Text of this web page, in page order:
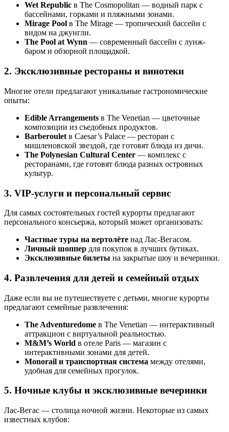
Wet Republic в The Cosmopolitan — водный парк с
бассейнами, горками и пляжными зонами.
Mirage Pool в The Mirage — тропический бассейн с
видом на джунгли.
The Pool at Wynn — современный бассейн с лунж-
баром и обзорной площадкой.
2. Эксклюзивные рестораны и винотеки
Многие отели предлагают уникальные гастрономические
опыты:
Edible Arrangements в The Venetian — цветочные
композиции из съедобных продуктов.
Barberoulet в Caesar’s Palace — ресторан с
мишленовской звездой, где готовят блюда из дичи.
The Polynesian Cultural Center — комплекс с
ресторанами, где готовят блюда разных островных
культур.
3. VIP-услуги и персональный сервис
Для самых состоятельных гостей курорты предлагают
персонального консьержа, который может организовать:
Частные туры на вертолёте над Лас-Вегасом.
Личный шоппер для покупок в лучших бутиках.
Эксклюзивные билеты на закрытые шоу и вечеринки.
4. Развлечения для детей и семейный отдых
Даже если вы не путешествуете с детьми, многие курорты
предлагают семейные развлечения:
The Adventuredome в The Venetian — интерактивный
аттракцион с виртуальной реальностью.
M&M’s World в отеле Paris — магазин с
интерактивными зонами для детей.
Monorail и транспортная система между отелями,
удобная для семейных прогулок.
5. Ночные клубы и эксклюзивные вечеринки
Лас-Вегас — столица ночной жизни. Некоторые из самых
известных клубов: